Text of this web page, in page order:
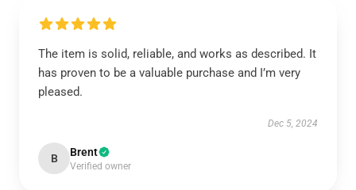
The item is solid, reliable, and works as described. It
has proven to be a valuable purchase and I’m very
pleased.
Dec 5, 2024
B Brent
Verified owner